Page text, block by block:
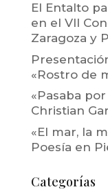
El Entalto
en el VII
Zaragoza y
«Rostro de
«Pasaba
Christian
«El mar, la
Poesía en
Categorías